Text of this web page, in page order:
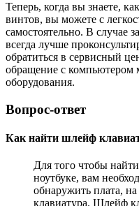
Теперь, когда вы знаете,
винтов, вы можете с
самостоятельно. В случае
всегда лучше
обратиться в сервисный
обращение с
оборудования.
Вопрос-ответ
Как найти шлейф
Для того чтобы
ноутбуке, вам
обнаружить плата,
клавиатура. Шлейф